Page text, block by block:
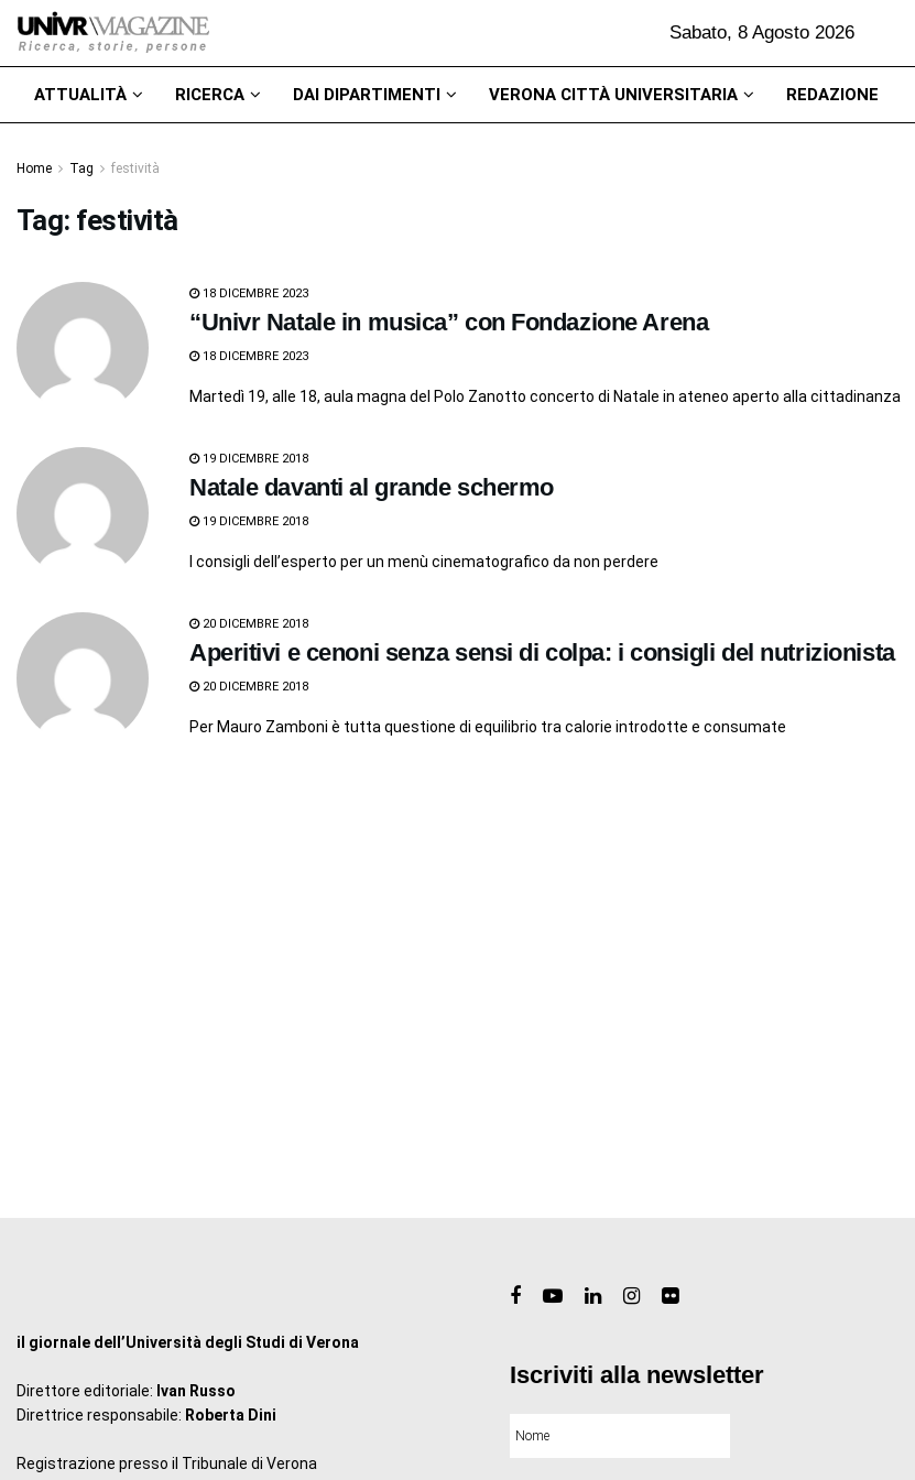
Sabato, 8 Agosto 2026
ATTUALITÀ RICERCA DAI DIPARTIMENTI VERONA CITTÀ UNIVERSITARIA REDAZIONE
Home Tag festività
Tag: festività
18 DICEMBRE 2023
“Univr Natale in musica” con Fondazione Arena
18 DICEMBRE 2023
Martedì 19, alle 18, aula magna del Polo Zanotto concerto di Natale in ateneo aperto alla cittadinanza
19 DICEMBRE 2018
Natale davanti al grande schermo
19 DICEMBRE 2018
I consigli dell’esperto per un menù cinematografico da non perdere
20 DICEMBRE 2018
Aperitivi e cenoni senza sensi di colpa: i consigli del nutrizionista
20 DICEMBRE 2018
Per Mauro Zamboni è tutta questione di equilibrio tra calorie introdotte e consumate
il giornale dell’Università degli Studi di Verona
Direttore editoriale: Ivan Russo
Direttrice responsabile: Roberta Dini
Registrazione presso il Tribunale di Verona
Iscriviti alla newsletter